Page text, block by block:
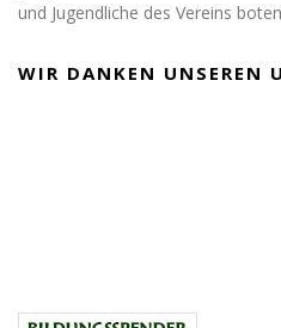
und Jugendliche des Vereins
WIR DANKEN UNSEREN